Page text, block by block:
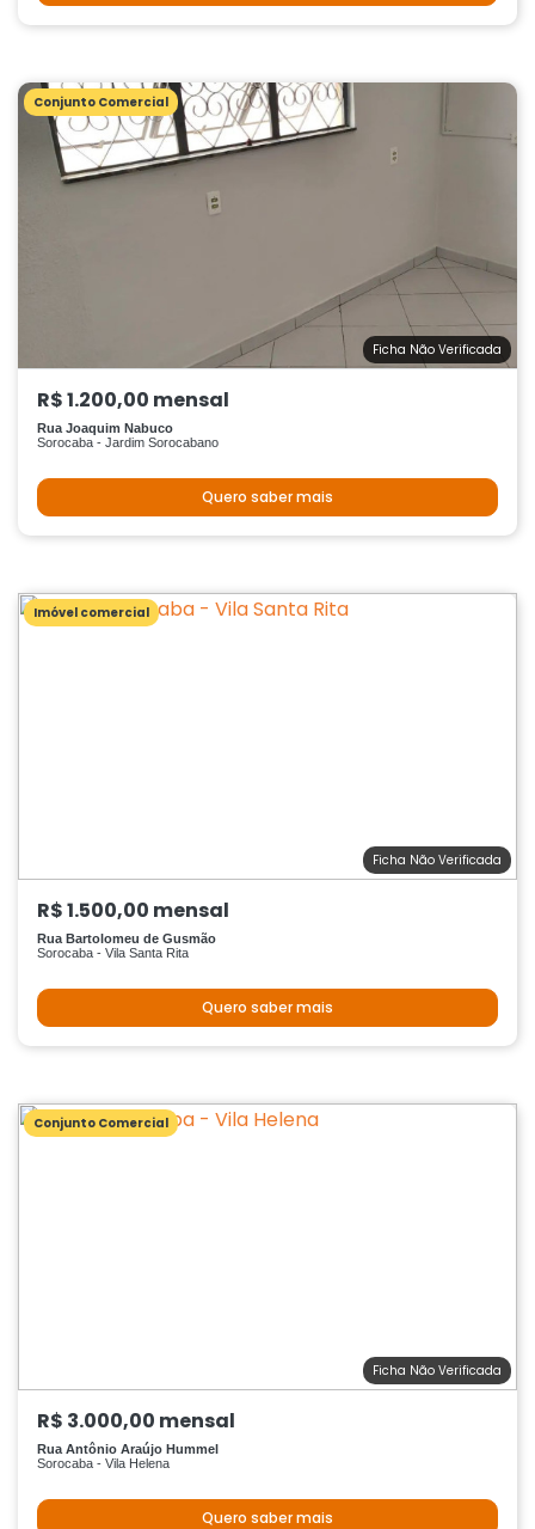
Conjunto Comercial
Ficha Não Verificada
R$ 1.200,00 mensal
Rua Joaquim Nabuco
Sorocaba - Jardim Sorocabano
Quero saber mais
Imóvel comercial
Ficha Não Verificada
R$ 1.500,00 mensal
Rua Bartolomeu de Gusmão
Sorocaba - Vila Santa Rita
Quero saber mais
Conjunto Comercial
Ficha Não Verificada
R$ 3.000,00 mensal
Rua Antônio Araújo Hummel
Sorocaba - Vila Helena
Quero saber mais